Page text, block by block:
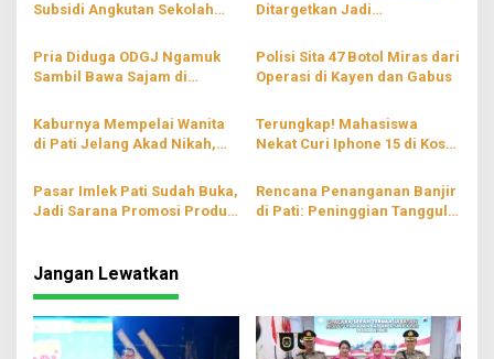
Subsidi Angkutan Sekolah
Ditargetkan Jadi
Modern
Pria Diduga ODGJ Ngamuk
Sambil Bawa Sajam di
Polisi Sita 47 Botol Miras dari
Operasi di Kayen dan Gabus
Kaburnya Mempelai Wanita
di Pati Jelang Akad Nikah,
Ditemukan
Terungkap! Mahasiswa
Nekat Curi Iphone 15 di Kos
Pasar Imlek Pati Sudah Buka,
Jadi Sarana Promosi Produk
Rencana Penanganan Banjir
di Pati: Peninggian Tanggul
Jangan Lewatkan